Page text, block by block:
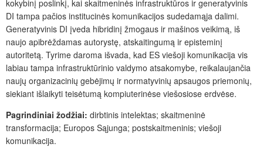
kokybinį poslinkį, kai skaitmeninės infrastruktūros ir generatyvinis
DI tampa pačios institucinės komunikacijos sudedamąja dalimi.
Generatyvinis DI įveda hibridinį žmogaus ir mašinos veikimą, iš
naujo apibrėždamas autorystę, atskaitingumą ir episteminį
autoritetą. Tyrime daroma išvada, kad ES viešoji komunikacija vis
labiau tampa infrastruktūrinio valdymo atsakomybe, reikalaujančia
naujų organizacinių gebėjimų ir normatyvinių apsaugos priemonių,
siekiant išlaikyti teisėtumą kompiuterinėse viešosiose erdvėse.
Pagrindiniai žodžiai: dirbtinis intelektas; skaitmeninė
transformacija; Europos Sąjunga; postskaitmeninis; viešoji
komunikacija.